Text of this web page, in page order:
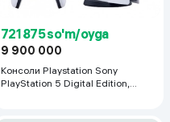
721 875 so'm/oyga
9 900 000
Консоли Playstation Sony
PlayStation 5 Digital Edition,